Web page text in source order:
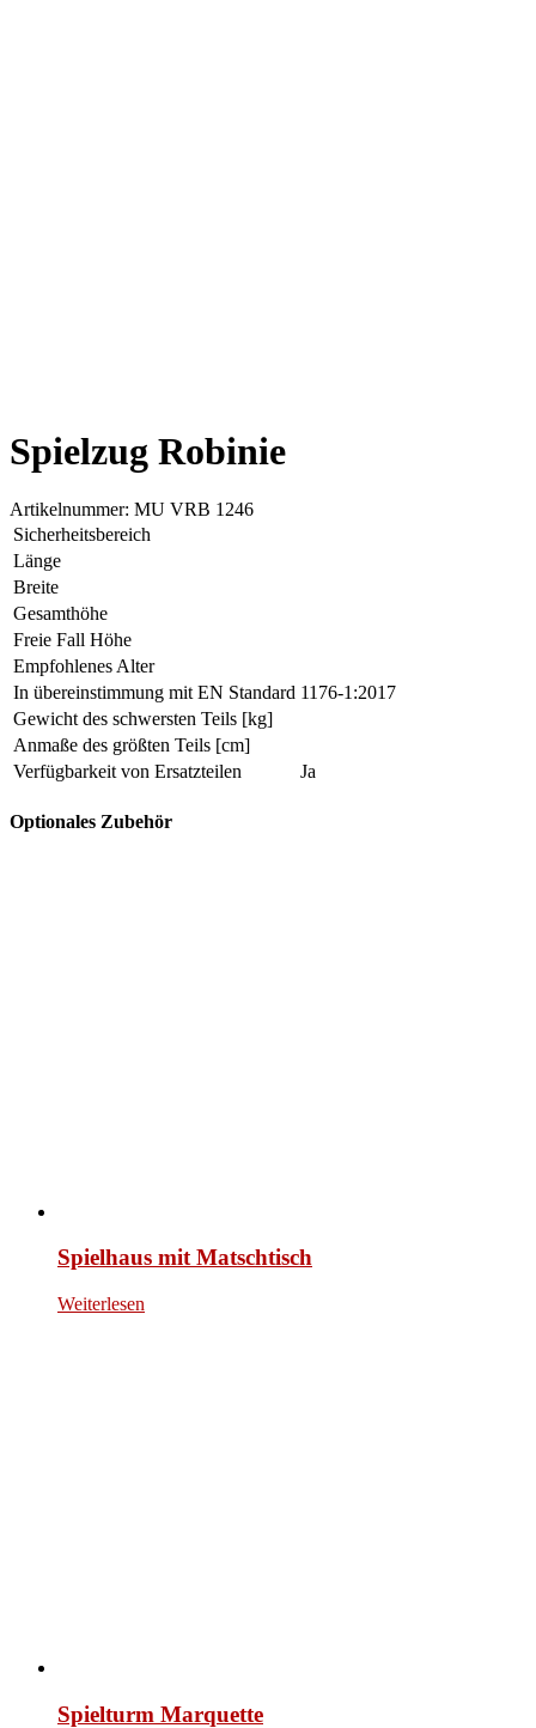
Spielzug Robinie
Artikelnummer: MU VRB 1246
Sicherheitsbereich
Länge
Breite
Gesamthöhe
Freie Fall Höhe
Empfohlenes Alter
In übereinstimmung mit EN Standard 1176-1:2017
Gewicht des schwersten Teils [kg]
Anmaße des größten Teils [cm]
Verfügbarkeit von Ersatzteilen
Ja
Optionales Zubehör
Spielhaus mit Matschtisch
Weiterlesen
Spielturm Marquette